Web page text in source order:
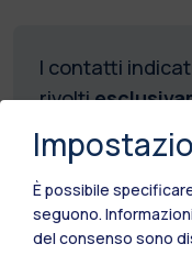
I contatti
rivolti
richieste e
(incluse le
studenti
canale
È possibile
seguono.
del consenso sono